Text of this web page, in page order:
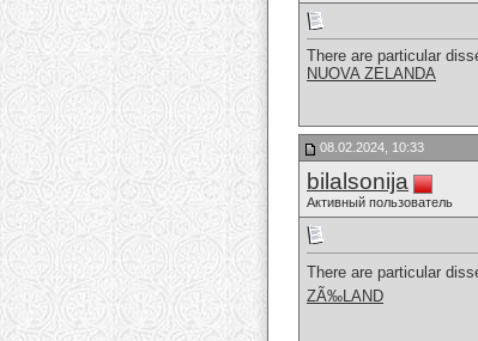
There are particular
NUOVA ZELANDA
08.02.2024, 10:33
bilalsonija
Активный пользователь
There are particular
ZÃ‰LAND